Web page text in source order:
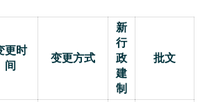
更时
间
变更方式
新
行
政
建
制
批文